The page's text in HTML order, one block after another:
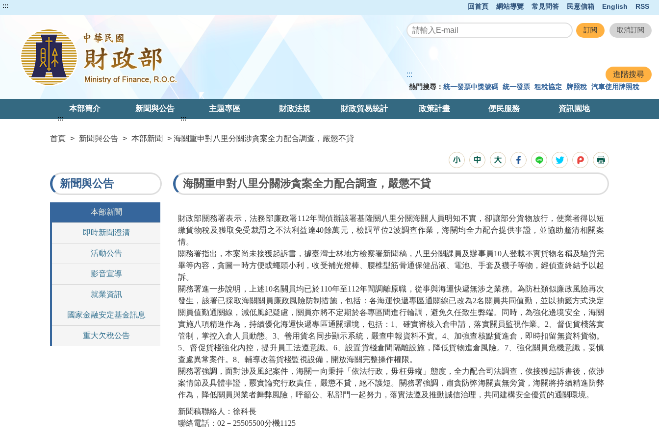
::: 回首頁 網站導覽 常見問答 民意信箱 English RSS
:::
熱門搜尋： 統一發票中獎號碼 統一發票 租稅協定 牌照稅 汽車使用牌照稅
本部簡介 新聞與公告 主題專區 財政法規 財政貿易統計 政策計畫 便民服務 資訊園地
首頁 > 新聞與公告 > 本部新聞 > 海關重申對八里分關涉貪案全力配合調查，嚴懲不貸
:::
新聞與公告
本部新聞
即時新聞澄清
活動公告
影音宣導
就業資訊
國家金融安定基金訊息
重大欠稅公告
:::
海關重申對八里分關涉貪案全力配合調查，嚴懲不貸
財政部關務署表示，法務部廉政署112年間偵辦該署基隆關八里分關海關人員明知不實，卻讓部分貨物放行，使業者得以短
繳貨物稅及獲取免受裁罰之不法利益達40餘萬元，檢調單位2波調查作業，海關均全力配合提供事證，並協助釐清相關案
情。
關務署指出，本案尚未接獲起訴書，據臺灣士林地方檢察署新聞稿，八里分關課員及辦事員10人登載不實貨物名稱及驗貨完
畢等內容，貪圖一時方便或蠅頭小利，收受補光燈棒、腰椎型筋骨通保健品液、電池、手套及襪子等物，經偵查終結予以起
訴。
關務署進一步說明，上述10名關員均已於110年至112年間調離原職，從事與海運快遞無涉之業務。為防杜類似廉政風險再次
發生，該署已採取海關關員廉政風險防制措施，包括：各海運快遞專區通關線已改為2名關員共同值勤，並以抽籤方式決定
關員值勤通關線，減低風紀疑慮，關員亦將不定期於各專區間進行輪調，避免久任致生弊端。同時，為強化邊境安全，海關
實施八項精進作為，持續優化海運快遞專區通關環境，包括：1、確實審核入倉申請，落實關員監視作業。2、督促貨棧落實
管制，掌控入倉人員動態。3、善用貨名同步顯示系統，嚴查申報資料不實。4、加強查核點貨進倉，即時扣留無資料貨物。
5、督促貨棧強化內控，提升員工法遵意識。6、設置貨棧倉間隔離設施，降低貨物進倉風險。7、強化關員危機意識，妥慎
查處異常案件。8、輔導改善貨棧監視設備，開放海關完整操作權限。
關務署強調，面對涉及風紀案件，海關一向秉持「依法行政，毋枉毋縱」態度，全力配合司法調查，俟接獲起訴書後，依涉
案情節及具體事證，覈實論究行政責任，嚴懲不貸，絕不護短。關務署強調，肅貪防弊海關責無旁貸，海關將持續精進防弊
作為，降低關員與業者舞弊風險，呼籲公、私部門一起努力，落實法遵及推動誠信治理，共同建構安全優質的通關環境。
新聞稿聯絡人：徐科長
聯絡電話：02－25505500分機1125